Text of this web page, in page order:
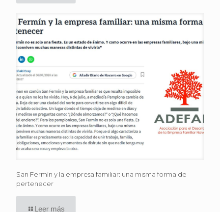
San Fermín y la empresa familiar: una misma forma de
pertenecer
Leer más